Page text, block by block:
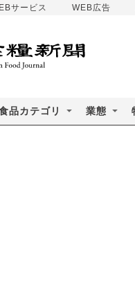
サービス WEB広告
品カテゴリ 業態